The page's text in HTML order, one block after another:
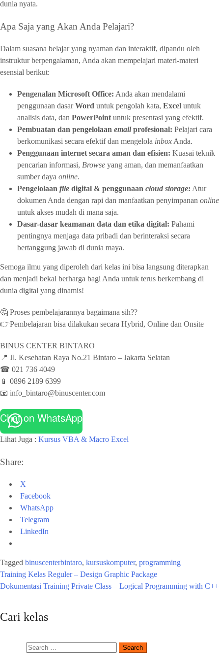
dunia nyata.
Apa Saja yang Akan Anda Pelajari?
Dalam suasana belajar yang nyaman dan interaktif, dipandu oleh
instruktur berpengalaman, Anda akan mempelajari materi-materi
esensial berikut:
Pengenalan Microsoft Office: Anda akan mendalami
penggunaan dasarWord untuk pengolah kata, Excel untuk
analisis data, dan PowerPoint untuk presentasi yang efektif.
Pembuatan dan pengelolaan emailprofesional: Pelajari cara
berkomunikasi secara efektif dan mengelola inbox Anda.
Penggunaan internet secara aman dan efisien: Kuasai teknik
pencarian informasi, Browse yang aman, dan memanfaatkan
sumber daya online.
Pengelolaan file digital & penggunaan cloud storage: Atur
dokumen Anda dengan rapi dan manfaatkan penyimpanan online
untuk akses mudah di mana saja.
Dasar-dasar keamanan data dan etika digital: Pahami
pentingnya menjaga data pribadi dan berinteraksi secara
bertanggung jawab di dunia maya.
Semoga ilmu yang diperoleh dari kelas ini bisa langsung diterapkan
dan menjadi bekal berharga bagi Anda untuk terus berkembang di
dunia digital yang dinamis!
🤔 Proses pembelajarannya bagaimana sih??
👉Pembelajaran bisa dilakukan secara Hybrid, Online dan Onsite
BINUS CENTER BINTARO
📍 Jl. Kesehatan Raya No.21 Bintaro – ⁠Jakarta Selatan⁠
☎ 021 736 4049⁠
📱 0896 2189 6399⁠
📧 info_bintaro@binuscenter.com⁠
Chat on WhatsApp
Lihat Juga : Kursus VBA & Macro Excel
Share:
X
Facebook
WhatsApp
Telegram
LinkedIn
Tagged binuscenterbintaro, kursuskomputer, programming
Training Kelas Reguler – Design Graphic Package
Dokumentasi Training Private Class – Logical Programming with C++
Cari kelas